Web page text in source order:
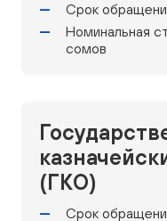
Срок
Номинальная
сомов
(ГКО)
Срок